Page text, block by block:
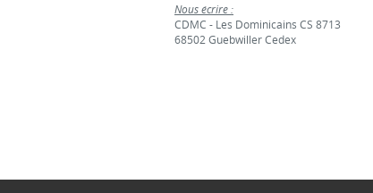
Nous écrire :
CDMC - Les Dominicains CS 8713
68502 Guebwiller Cedex